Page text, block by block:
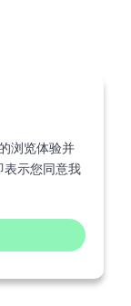
浏览体验并
表示您同意我